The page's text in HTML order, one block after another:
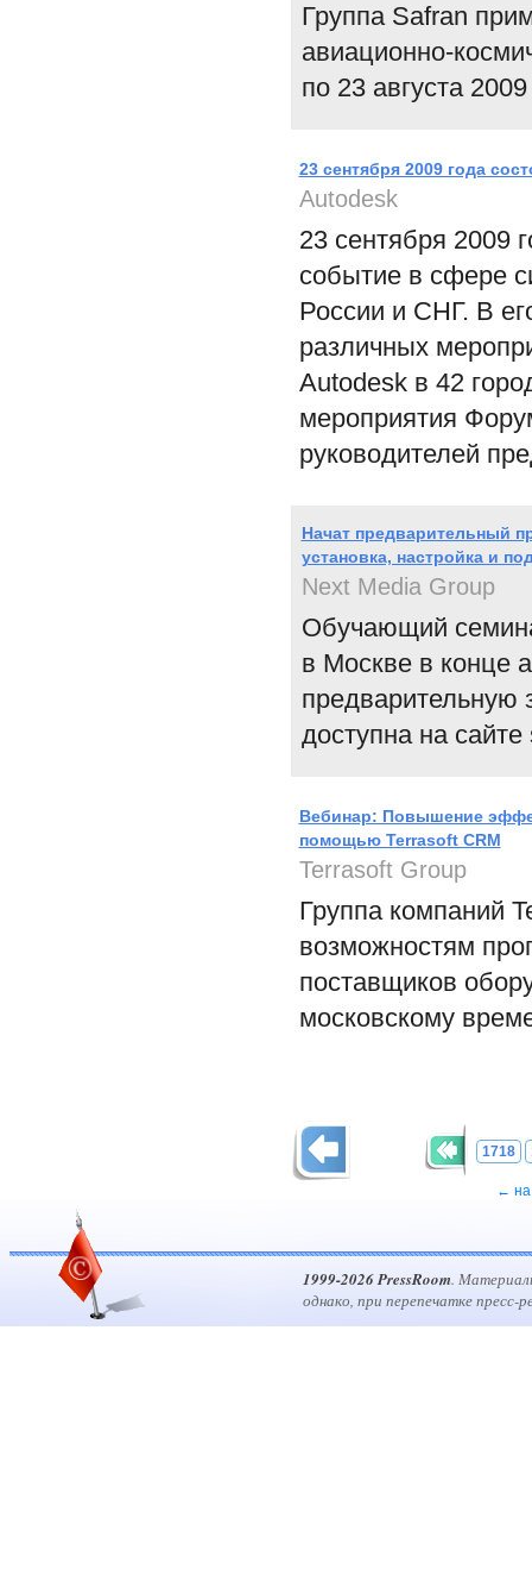
Группа Safran
авиационно-
по 23 августа
23 сентября 2009 года
Autodesk
23 сентября 2009
событие в сфере
России и СНГ. В
различных
Autodesk в 42
мероприятия
руководителей
Начат предварительный
установка, настройка и
Next Media Group
Обучающий
в Москве в конце
предварительную
доступна на
Вебинар: Повышение
помощью Terrasoft CRM
Terrasoft Group
Группа компаний
возможностям
поставщиков
московскому
1718
← на
1999-2026 PressRoom.
однако, при перепечатке пресс-